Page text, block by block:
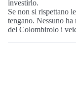
investirlo.
Se non si rispettano
tengano. Nessuno
del Colombirolo i